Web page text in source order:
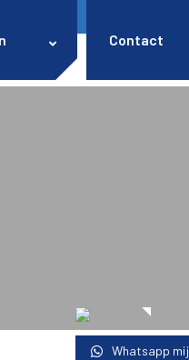
Contact
Whatsapp mij